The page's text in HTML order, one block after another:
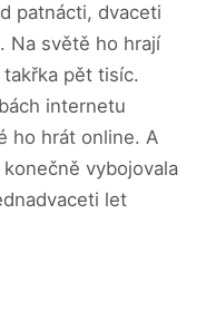
patnácti, dvaceti
Na světě ho hrají
pět tisíc.
internetu
ho hrát online. A
vybojovala
let